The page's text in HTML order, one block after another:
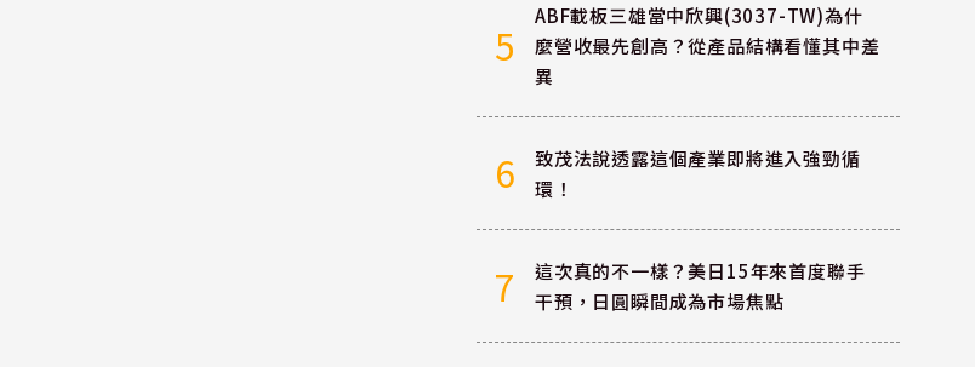
5
ABF載板三雄當中欣興(3037-TW)為什
麼營收最先創高？從產品結構看懂其中差
異
6
致茂法說透露這個產業即將進入強勁循
環！
7
這次真的不一樣？美日15年來首度聯手
干預，日圓瞬間成為市場焦點